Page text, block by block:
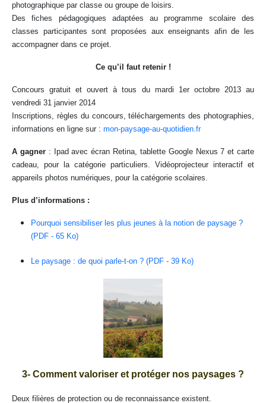
photographique par classe ou groupe de loisirs.
Des fiches pédagogiques adaptées au programme scolaire des
classes participantes sont proposées aux enseignants afin de les
accompagner dans ce projet.
Ce qu’il faut retenir !
Concours gratuit et ouvert à tous du mardi 1er octobre 2013 au
vendredi 31 janvier 2014
Inscriptions, règles du concours, téléchargements des photographies,
informations en ligne sur : mon-paysage-au-quotidien.fr
A gagner: Ipad avec écran Retina, tablette Google Nexus 7 et carte
cadeau, pour la catégorie particuliers. Vidéoprojecteur interactif et
appareils photos numériques, pour la catégorie scolaires.
Plus d’informations :
Pourquoi sensibiliser les plus jeunes à la notion de paysage ?
(PDF - 65 Ko)
Le paysage : de quoi parle-t-on ? (PDF - 39 Ko)
3- Comment valoriser et protéger nos paysages ?
Deux filières de protection ou de reconnaissance existent.